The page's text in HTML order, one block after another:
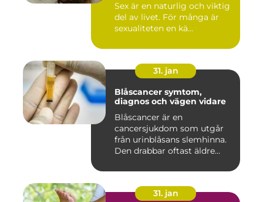
Sex är en naturlig och viktig
del av livet. För många är
sexualiteten en kä...
31. jan
Blåscancer symtom,
diagnos och vägen vidare
Blåscancer är en
cancersjukdom som utgår
från urinblåsans slemhinna.
Den drabbar oftast äldre
31. jan